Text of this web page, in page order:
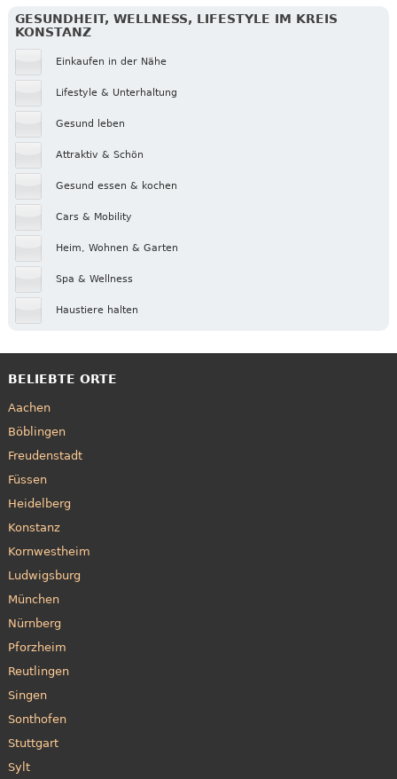
GESUNDHEIT, WELLNESS, LIFESTYLE IM KREIS
KONSTANZ
Einkaufen in der Nähe
Lifestyle & Unterhaltung
Gesund leben
Attraktiv & Schön
Gesund essen & kochen
Cars & Mobility
Heim, Wohnen & Garten
Spa & Wellness
Haustiere halten
BELIEBTE ORTE
Aachen
Böblingen
Freudenstadt
Füssen
Heidelberg
Konstanz
Kornwestheim
Ludwigsburg
München
Nürnberg
Pforzheim
Reutlingen
Singen
Sonthofen
Stuttgart
Sylt